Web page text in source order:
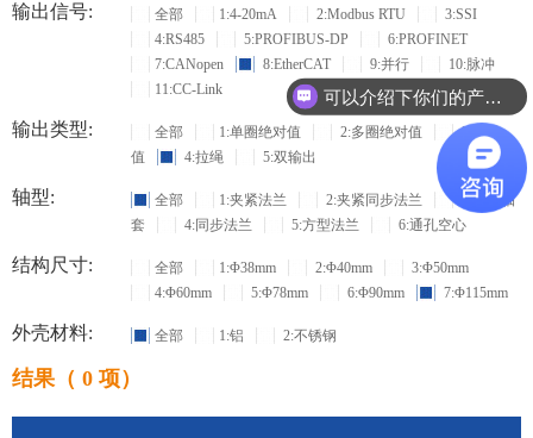
输出信号: 全部 1:4-20mA 2:Modbus RTU
3:SSI
4:RS485
5:PROFIBUS-DP
6:PROFINET
7:CANopen
8:EtherCAT 9:并行
10:脉冲
11:CC-Link
输出类型: 全部 1:单圈绝对值 2:多圈绝对值
3:增量
值
4:拉绳 5:双输出
轴型: 全部 1:夹紧法兰 2:夹紧同步法兰
3:盲孔轴
套
4:同步法兰 5:方型法兰 6:通孔空心
结构尺寸: 全部 1:Φ38mm 2:Φ40mm
3:Φ50mm
4:Φ60mm
5:Φ78mm 6:Φ90mm 7:Φ115mm
外壳材料: 全部 1:铝 2:不锈钢
结果（ 0 项）
可以介绍下你们的产品么？